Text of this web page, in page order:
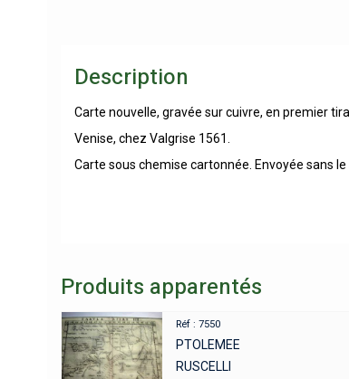
Description
Carte nouvelle, gravée sur cuivre, en premier
Venise, chez Valgrise 1561.
Carte sous chemise cartonnée. Envoyée sans
Produits apparentés
Réf : 7550
PTOLEMEE
RUSCELLI